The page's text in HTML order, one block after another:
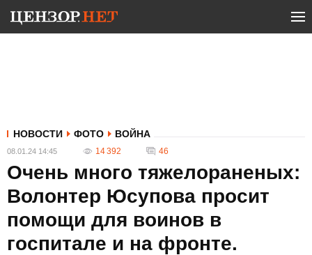
НОВОСТИ ФОТО ВОЙНА
08.01.24 14:45 14 392 46
Очень много тяжелораненых:
Волонтер Юсупова просит
помощи для воинов в
госпитале и на фронте.